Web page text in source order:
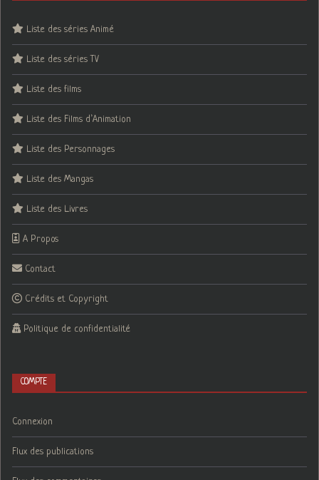
Liste des séries Animé
Liste des séries TV
Liste des films
Liste des Films d’Animation
Liste des Personnages
Liste des Mangas
Liste des Livres
A Propos
Contact
Crédits et Copyright
Politique de confidentialité
COMPTE
Connexion
Flux des publications